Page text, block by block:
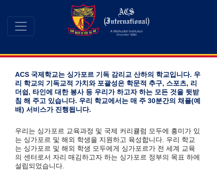
ACS 국제학교는 싱가포르 기독 감리교 산하의 학교입니다. 우
리 학교의 기독교적 가치와 포괄성은 학문적 추구, 스포츠, 리
더쉽, 타인에 대한 봉사 등 우리가 하고자 하는 모든 것을 뒷받
침 해 주고 있습니다. 우리 학교에서는 매 주 30분간의 채플(예
배) 서비스가 진행됩니다.
우리는 싱가포르 교육과정 및 국제 커리큘럼 모두에 흥미가 있
는 싱가포르 및 해외 학생을 지원하고 육성합니다. 우리 학교
는 싱가포르 및 해외 학생 모두에게 싱가포르가 전 세계 교육
의 센터로서 자리 매김하고자 하는 싱가포르 정부의 목표 하에
설립되었습니다.